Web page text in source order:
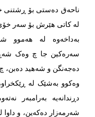
ناحەق دەستی بۆ ڕشتنی
لە کاتی هێرش بۆ سەر
بەداخەوە لە هەموو
سەرەکین جا چ وەک
دەجەنگن و شەهید دەبن،
وەکوو بەشێک لە
دڕندانەیە بەرامبەر
شەرمەزار دەکەین، و داوا